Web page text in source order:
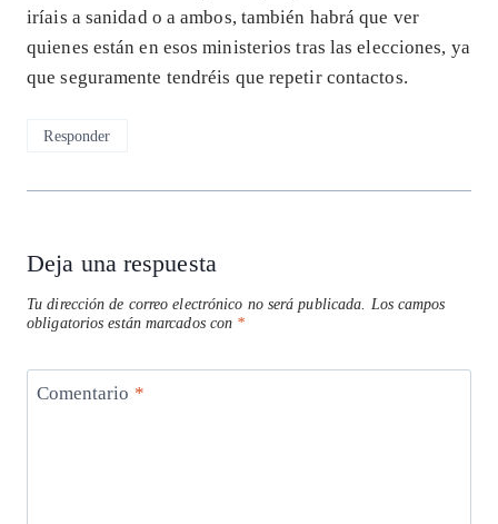
iríais a sanidad o a ambos, también habrá que ver
quienes están en esos ministerios tras las elecciones, ya
que seguramente tendréis que repetir contactos.
Responder
Deja una respuesta
Tu dirección de correo electrónico no será publicada. Los campos
obligatorios están marcados con *
Comentario *